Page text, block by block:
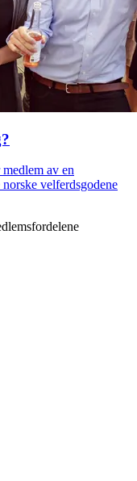
av en
velferdsgodene